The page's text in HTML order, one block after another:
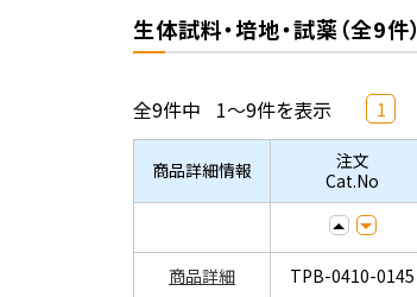
生体試料・培地・試薬（全9件）
全9件中 1～9件を表示 1
商品詳細情報
注文
Cat.No
商品詳細 TPB-0410-0145